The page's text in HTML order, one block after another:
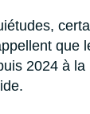
que
2024 à la